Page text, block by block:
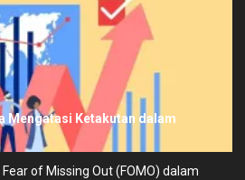
Mengatasi Ketakutan dalam
of Missing Out (FOMO) dalam